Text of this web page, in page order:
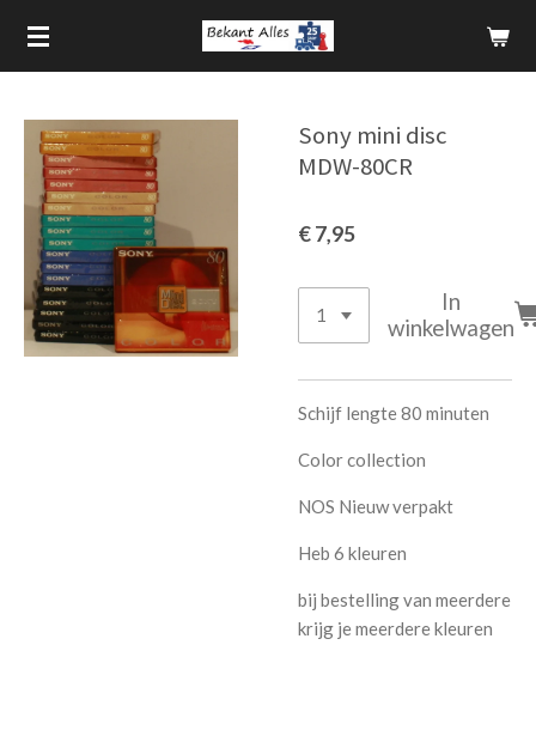
Ga
direct
hoofdinhoud
Sony mini disc
MDW-80CR
€ 7,95
In
winkelwagen
Schijf lengte 80 minuten
Color collection
NOS Nieuw verpakt
Heb 6 kleuren
bij bestelling van meerdere
krijg je meerdere kleuren